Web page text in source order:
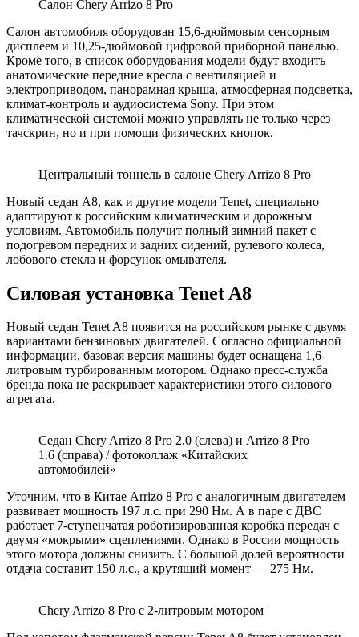
Салон Chery Arrizo 8 Pro
Салон автомобиля оборудован 15,6-дюймовым сенсорным
дисплеем и 10,25-дюймовой цифровой приборной панелью.
Кроме того, в список оборудования модели будут входить
анатомические передние кресла с вентиляцией и
электроприводом, панорамная крыша, атмосферная подсветка,
климат-контроль и аудиосистема Sony. При этом
климатической системой можно управлять не только через
тачскрин, но и при помощи физических кнопок.
Центральный тоннель в салоне Chery Arrizo 8 Pro
Новый седан A8, как и другие модели Tenet, специально
адаптируют к российским климатическим и дорожным
условиям. Автомобиль получит полный зимний пакет с
подогревом передних и задних сидений, рулевого колеса,
лобового стекла и форсунок омывателя.
Силовая установка Tenet A8
Новый седан Tenet A8 появится на российском рынке с двумя
вариантами бензиновых двигателей. Согласно официальной
информации, базовая версия машины будет оснащена 1,6-
литровым турбированным мотором. Однако пресс-служба
бренда пока не раскрывает характеристики этого силового
агрегата.
Седан Chery Arrizo 8 Pro 2.0 (слева) и Arrizo 8 Pro
1.6 (справа) / фотоколлаж «Китайских
автомобилей»
Уточним, что в Китае Arrizo 8 Pro с аналогичным двигателем
развивает мощность 197 л.с. при 290 Нм. А в паре с ДВС
работает 7-ступенчатая роботизированная коробка передач с
двумя «мокрыми» сцеплениями. Однако в России мощность
этого мотора должны снизить. С большой долей вероятности
отдача составит 150 л.с., а крутящий момент — 275 Нм.
Chery Arrizo 8 Pro с 2-литровым мотором